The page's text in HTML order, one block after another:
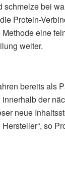
bei
Protein-
eine
weiter.
bereits als
der
neue
so